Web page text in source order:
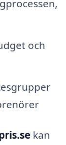
och
kan